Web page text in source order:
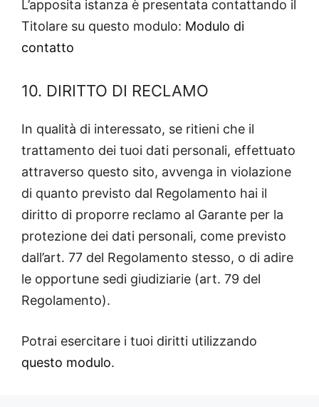
L’apposita istanza è presentata contattando il
Titolare su questo modulo: Modulo di
contatto
10. DIRITTO DI RECLAMO
In qualità di interessato, se ritieni che il
trattamento dei tuoi dati personali, effettuato
attraverso questo sito, avvenga in violazione
di quanto previsto dal Regolamento hai il
diritto di proporre reclamo al Garante per la
protezione dei dati personali, come previsto
dall’art. 77 del Regolamento stesso, o di adire
le opportune sedi giudiziarie (art. 79 del
Regolamento).
Potrai esercitare i tuoi diritti utilizzando
questo modulo.